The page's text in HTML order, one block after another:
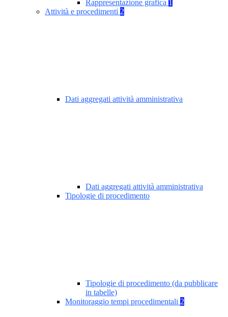
Rappresentazione grafica 1
Attività e procedimenti 2
Dati aggregati attività amministrativa
Dati aggregati attività amministrativa
Tipologie di procedimento
Tipologie di procedimento (da pubblicare
in tabelle)
Monitoraggio tempi procedimentali 2